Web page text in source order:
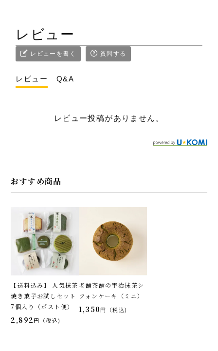
レビュー
レビューを書く 質問する
レビュー Q&A
レビュー投稿がありません。
おすすめ商品
【送料込み】 人気抹茶
焼き菓子お試しセット
7個入り（ポスト便）
2,892 税込
老舗茶舗の宇治抹茶シ
フォンケーキ（ミニ）
1,350 税込